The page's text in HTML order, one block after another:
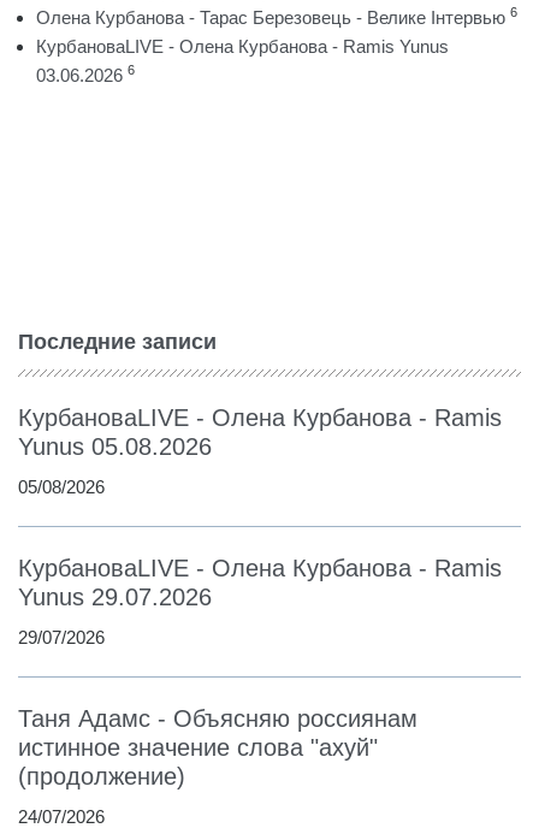
Олена Курбанова - Тарас Березовець - Велике Інтервью 6
КурбановаLIVE - Олена Курбанова - Ramis Yunus
03.06.2026 6
Последние записи
КурбановаLIVE - Олена Курбанова - Ramis
Yunus 05.08.2026
05/08/2026
КурбановаLIVE - Олена Курбанова - Ramis
Yunus 29.07.2026
29/07/2026
Таня Адамс - Объясняю россиянам
истинное значение слова "ахуй"
(продолжение)
24/07/2026